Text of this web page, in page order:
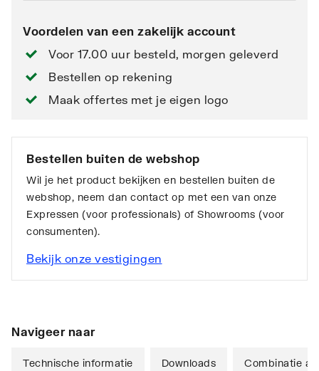
Voordelen van een zakelijk account
Voor 17.00 uur besteld, morgen geleverd
Bestellen op rekening
Maak offertes met je eigen logo
Bestellen buiten de webshop
Wil je het product bekijken en bestellen buiten de
webshop, neem dan contact op met een van onze
Expressen (voor professionals) of Showrooms (voor
consumenten).
Bekijk onze vestigingen
Navigeer naar
Technische informatie Downloads Combinatie